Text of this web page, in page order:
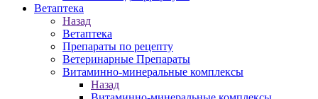
Ветаптека
Назад
Ветаптека
Препараты по рецепту
Ветеринарные Препараты
Витаминно-минеральные комплексы
Назад